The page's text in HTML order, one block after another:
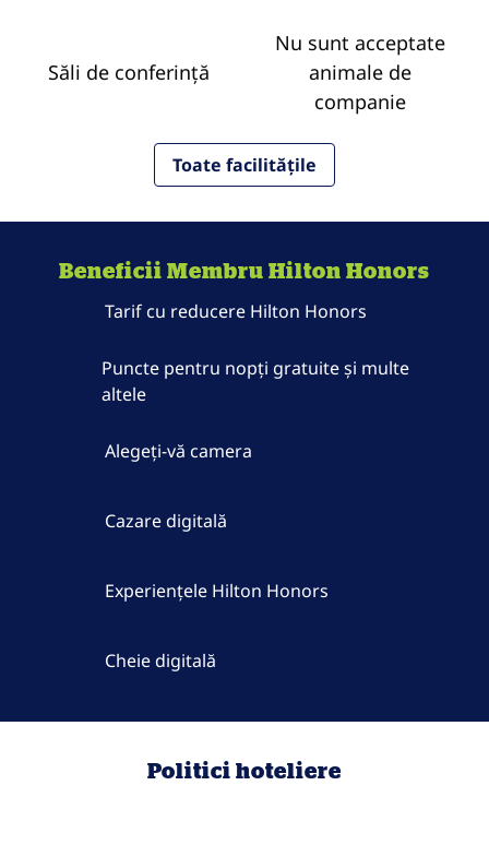
Săli de conferință
Nu sunt acceptate
animale de
companie
Toate facilitățile
Beneficii Membru Hilton Honors
Tarif cu reducere Hilton Honors
Puncte pentru nopți gratuite și multe
altele
Alegeți-vă camera
Cazare digitală
Experiențele Hilton Honors
Cheie digitală
Politici hoteliere